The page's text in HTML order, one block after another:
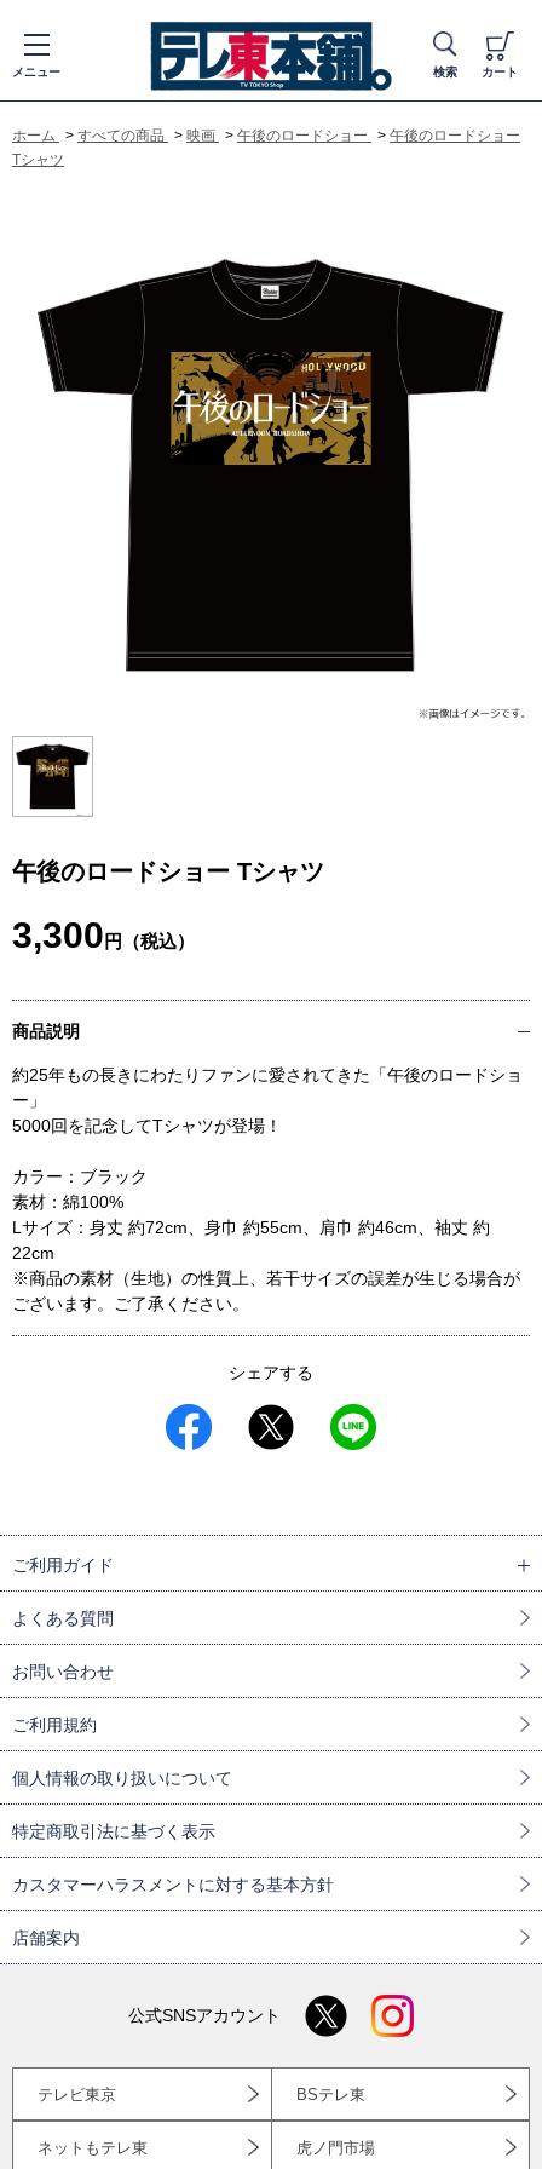
メニュー 検索 カート
ホーム > すべての商品 > 映画 > 午後のロードショー > 午後のロードショー
Tシャツ
午後のロードショー Tシャツ
3,300 円（税込）
商品説明
約25年もの長きにわたりファンに愛されてきた「午後のロードショ
ー」
5000回を記念してTシャツが登場！
カラー：ブラック
素材：綿100%
Lサイズ：身丈 約72cm、身巾 約55cm、肩巾 約46cm、袖丈 約
22cm
※商品の素材（生地）の性質上、若干サイズの誤差が生じる場合が
ございます。ご了承ください。
シェアする
ご利用ガイド
よくある質問
お問い合わせ
ご利用規約
個人情報の取り扱いについて
特定商取引法に基づく表示
カスタマーハラスメントに対する基本方針
店舗案内
公式SNSアカウント
テレビ東京 BSテレ東
ネットもテレ東 虎ノ門市場